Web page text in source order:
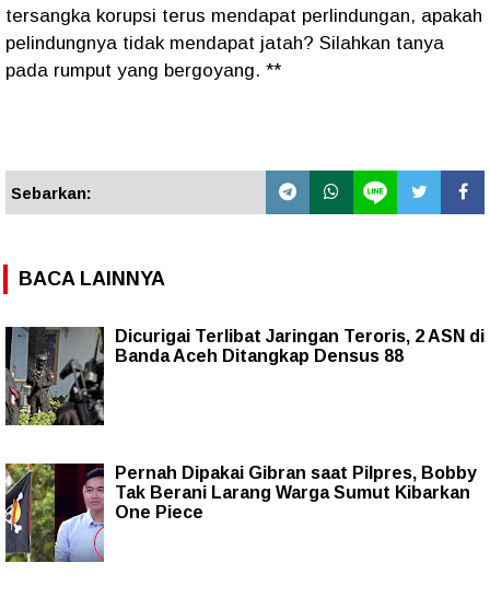
tersangka korupsi terus mendapat perlindungan, apakah
pelindungnya tidak mendapat jatah? Silahkan tanya
pada rumput yang bergoyang. **
Sebarkan:
BACA LAINNYA
Dicurigai Terlibat Jaringan Teroris, 2 ASN di
Banda Aceh Ditangkap Densus 88
Pernah Dipakai Gibran saat Pilpres, Bobby
Tak Berani Larang Warga Sumut Kibarkan
One Piece